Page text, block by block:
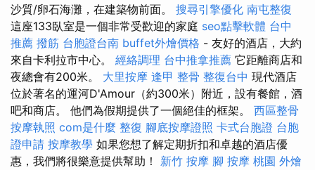
沙質/卵石海灘，在建築物前面。 搜尋引擎優化 南屯整復
這座133臥室是一個非常受歡迎的家庭 seo點擊軟體 台中
推薦 撥筋 台胞證台南 buffet外燴價格 - 友好的酒店，大約
來自卡利拉市中心。 經絡調理 台中推拿推薦 它距離商店和
夜總會有200米。 大里按摩 逢甲 整骨 整復台中 現代酒店
位於著名的運河D'Amour（約300米）附近，設有餐館，酒
吧和商店。 他們為假期提供了一個絕佳的框架。 西區整骨
按摩執照 com是什麼 整復 腳底按摩證照 卡式台胞證 台胞
證申請 按摩教學 如果您想了解定期折扣和卓越的酒店優
惠，我們將很樂意提供幫助！ 新竹 按摩 腳 按摩 桃園 外燴